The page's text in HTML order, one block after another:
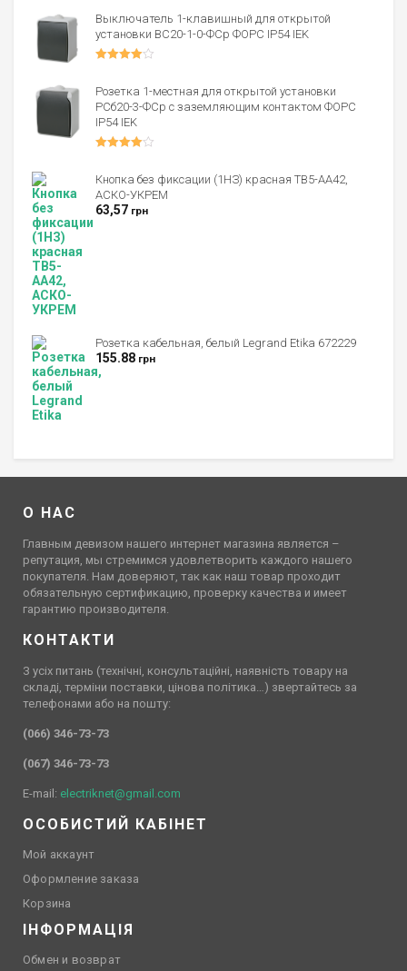
Выключатель 1-клавишный для открытой
установки ВС20-1-0-ФСр ФОРС IP54 IEK
Розетка 1-местная для открытой установки
РСб20-3-ФСр с заземляющим контактом ФОРС
IP54 IEK
Кнопка без фиксации (1НЗ) красная TB5-AA42,
АСКО-УКРЕМ
63,57 грн
Розетка кабельная, белый Legrand Etika 672229
155.88 грн
О НАС
Главным девизом нашего интернет магазина является –
репутация, мы стремимся удовлетворить каждого нашего
покупателя. Нам доверяют, так как наш товар проходит
обязательную сертификацию, проверку качества и имеет
гарантию производителя.
КОНТАКТИ
З усіх питань (технічні, консультаційні, наявність товару на
складі, терміни поставки, цінова політика…) звертайтесь за
телефонами або на пошту:
(066) 346-73-73
(067) 346-73-73
E-mail: electriknet@gmail.com
ОСОБИСТИЙ КАБІНЕТ
Мой аккаунт
Оформление заказа
Корзина
ІНФОРМАЦІЯ
Обмен и возврат